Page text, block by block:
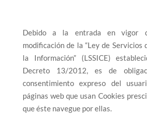
Debido a la entrada en vigor
modificación de la “Ley de Servicios
la Información” (LSSICE)
Decreto 13/2012, es de
consentimiento expreso del
páginas web que usan Cookies
que éste navegue por ellas.